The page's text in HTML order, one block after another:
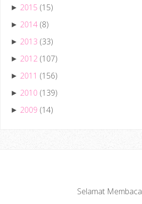
► 2015 (15)
► 2014 (8)
► 2013 (33)
► 2012 (107)
► 2011 (156)
► 2010 (139)
► 2009 (14)
Selamat Membaca